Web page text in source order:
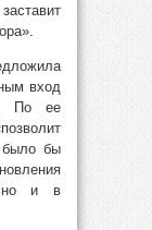
вход
По ее
было бы
но и в